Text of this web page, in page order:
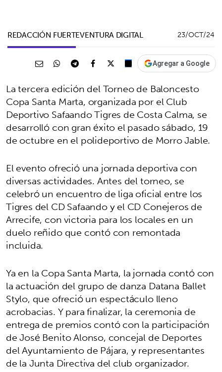
REDACCIÓN FUERTEVENTURA DIGITAL 23/OCT/24
Agregar a Google
La tercera edición del Torneo de Baloncesto
Copa Santa Marta, organizada por el Club
Deportivo Safaando Tigres de Costa Calma, se
desarrolló con gran éxito el pasado sábado, 19
de octubre en el polideportivo de Morro Jable.
El evento ofreció una jornada deportiva con
diversas actividades. Antes del torneo, se
celebró un encuentro de liga oficial entre los
Tigres del CD Safaando y el CD Conejeros de
Arrecife, con victoria para los locales en un
duelo reñido que contó con remontada
incluida.
Ya en la Copa Santa Marta, la jornada contó con
la actuación del grupo de danza Datana Ballet
Stylo, que ofreció un espectáculo lleno
acrobacias. Y para finalizar, la ceremonia de
entrega de premios contó con la participación
de José Benito Alonso, concejal de Deportes
del Ayuntamiento de Pájara, y representantes
de la Junta Directiva del club organizador.